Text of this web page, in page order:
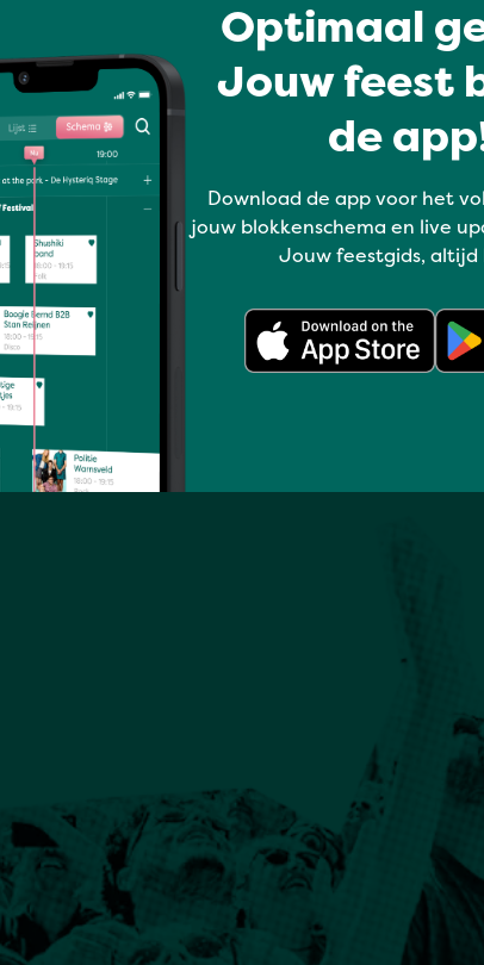
PIAZZA NIGHT
Full program
Optimaal
Jouw feest
de
Download de app voor het
jouw blokkenschema en live
Jouw feestgids, altijd